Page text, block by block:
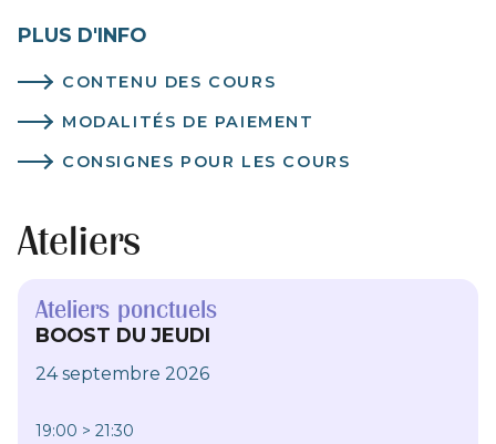
PLUS D'INFO
CONTENU DES COURS
MODALITÉS DE PAIEMENT
CONSIGNES POUR LES COURS
Ateliers
Ateliers ponctuels
BOOST DU JEUDI
24 septembre 2026
19:00 > 21:30